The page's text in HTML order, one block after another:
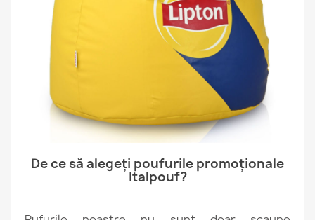
De ce să alegeți poufurile promoționale
Italpouf?